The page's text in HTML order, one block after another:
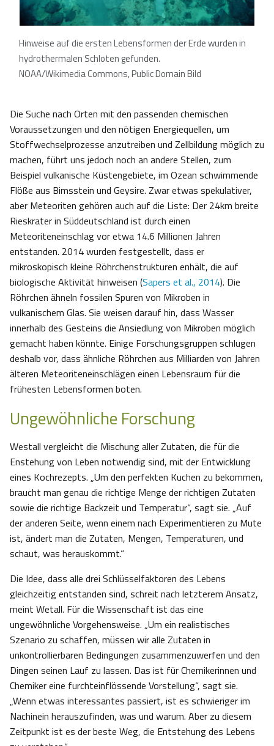
Hinweise auf die ersten Lebensformen der Erde wurden in
hydrothermalen Schloten gefunden.
NOAA/Wikimedia Commons, Public Domain Bild
Die Suche nach Orten mit den passenden chemischen
Voraussetzungen und den nötigen Energiequellen, um
Stoffwechselprozesse anzutreiben und Zellbildung möglich zu
machen, führt uns jedoch noch an andere Stellen, zum
Beispiel vulkanische Küstengebiete, im Ozean schwimmende
Flöße aus Bimsstein und Geysire. Zwar etwas spekulativer,
aber Meteoriten gehören auch auf die Liste: Der 24km breite
Rieskrater in Süddeutschland ist durch einen
Meteoriteneinschlag vor etwa 14.6 Millionen Jahren
entstanden. 2014 wurden festgestellt, dass er
mikroskopisch kleine Röhrchenstrukturen enhält, die auf
biologische Aktivität hinweisen (Sapers et al., 2014). Die
Röhrchen ähneln fossilen Spuren von Mikroben in
vulkanischem Glas. Sie weisen darauf hin, dass Wasser
innerhalb des Gesteins die Ansiedlung von Mikroben möglich
gemacht haben könnte. Einige Forschungsgruppen schlugen
deshalb vor, dass ähnliche Röhrchen aus Milliarden von Jahren
älteren Meteoriteneinschlägen einen Lebensraum für die
frühesten Lebensformen boten.
Ungewöhnliche Forschung
Westall vergleicht die Mischung aller Zutaten, die für die
Enstehung von Leben notwendig sind, mit der Entwicklung
eines Kochrezepts. „Um den perfekten Kuchen zu bekommen,
braucht man genau die richtige Menge der richtigen Zutaten
sowie die richtige Backzeit und Temperatur“, sagt sie. „Auf
der anderen Seite, wenn einem nach Experimentieren zu Mute
ist, ändert man die Zutaten, Mengen, Temperaturen, und
schaut, was herauskommt.“
Die Idee, dass alle drei Schlüsselfaktoren des Lebens
gleichzeitig entstanden sind, schreit nach letzterem Ansatz,
meint Wetall. Für die Wissenschaft ist das eine
ungewöhnliche Vorgehensweise. „Um ein realistisches
Szenario zu schaffen, müssen wir alle Zutaten in
unkontrollierbaren Bedingungen zusammenzuwerfen und den
Dingen seinen Lauf zu lassen. Das ist für Chemikerinnen und
Chemiker eine furchteinflössende Vorstellung“, sagt sie.
„Wenn etwas interessantes passiert, ist es schwieriger im
Nachinein herauszufinden, was und warum. Aber zu diesem
Zeitpunkt ist es der beste Weg, die Entstehung des Lebens